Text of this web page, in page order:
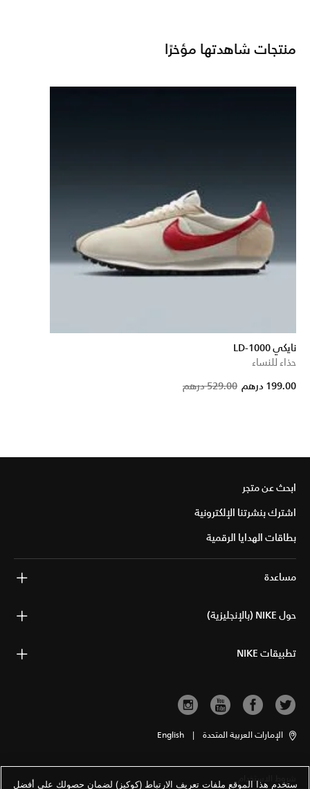
منتجات شاهدتها مؤخرًا
نايكي LD-1000
حذاء للنساء
Price
529.00 درهم 199.00 درهم
ابحث عن متجر
اشترك بنشرتنا الإلكترونية
بطاقات الهدايا الرقمية
مساعدة
حول NIKE (بالإنجليزية)
تطبيقات NIKE
الإمارات العربية المتحدة |
English
شروط الاستخدام
ستخدم هذا الموقع ملفات تعريف الارتباط (كوكيز) لضمان حصولك على أفضل